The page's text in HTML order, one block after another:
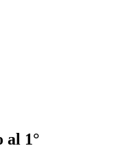
al 1°